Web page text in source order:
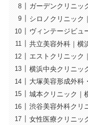
ガーデンクリニッ
シロノクリニック
ヴィンテージビュ
共立美容外科｜横
エストクリニック
横浜中央クリニッ
大塚美容形成外科
城本クリニック｜
渋谷美容外科クリ
女性医療クリニッ